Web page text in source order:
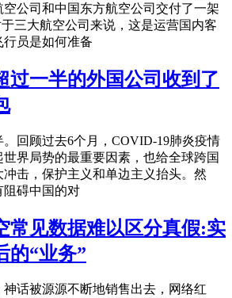
公司和中国东方航空公司交付了一架
三大航空公司来说，这是运营国内客
员是如何准备
过一半的外国公司收到了
。回顾过去6个月，COVID-19肺炎疫情
界局势的最重要因素，也给全球跨国
击，保护主义和单边主义抬头。然
阻碍中国的对
常见数据难以区分真假:实
的“业务”
话被源源不断地销售出去，网络红